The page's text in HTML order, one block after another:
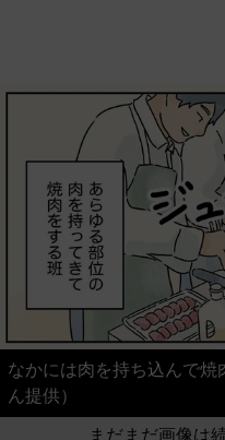
なかには肉を持ち込んで
ん提供）
まだまだ画像は